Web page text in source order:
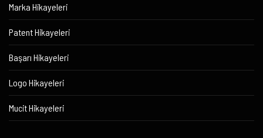
Marka Hikayeleri
Patent Hikayeleri
Başarı Hikayeleri
Logo Hikayeleri
Mucit Hikayeleri